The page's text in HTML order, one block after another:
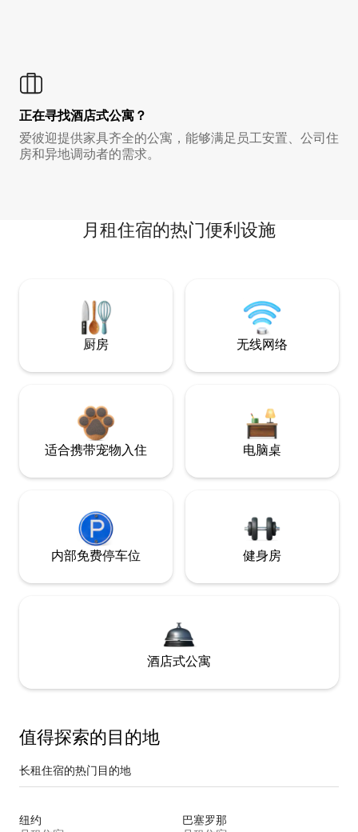
正在寻找酒店式公寓？
爱彼迎提供家具齐全的公寓，能够满足员工安置、公司住
房和异地调动者的需求。
月租住宿的热门便利设施
厨房 无线网络
适合携带宠物入住 电脑桌
内部免费停车位 健身房
酒店式公寓
值得探索的目的地
长租住宿的热门目的地
纽约
巴塞罗那